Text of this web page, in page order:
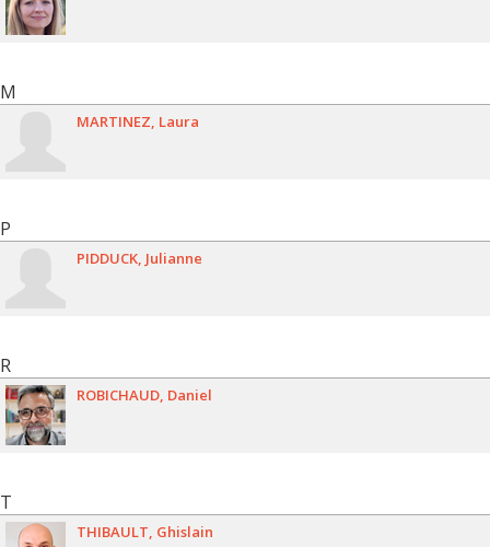
M
MARTINEZ Laura
P
PIDDUCK Julianne
R
ROBICHAUD Daniel
T
THIBAULT Ghislain